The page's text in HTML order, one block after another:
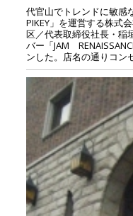
代官山でトレンドに敏
PIKEY」を運営する株式
区／代表取締役社長・稲
バー「JAM
ンした。店名の通りコン